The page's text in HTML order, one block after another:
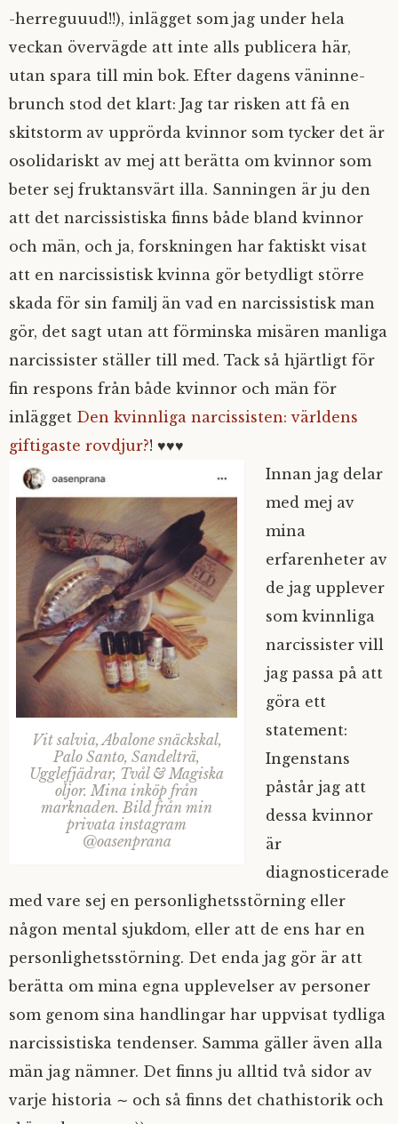
-herreguuud!!), inlägget som jag under hela
veckan övervägde att inte alls publicera här,
utan spara till min bok. Efter dagens väninne-
brunch stod det klart: Jag tar risken att få en
skitstorm av upprörda kvinnor som tycker det är
osolidariskt av mej att berätta om kvinnor som
beter sej fruktansvärt illa. Sanningen är ju den
att det narcissistiska finns både bland kvinnor
och män, och ja, forskningen har faktiskt visat
att en narcissistisk kvinna gör betydligt större
skada för sin familj än vad en narcissistisk man
gör, det sagt utan att förminska misären manliga
narcissister ställer till med. Tack så hjärtligt för
fin respons från både kvinnor och män för
inlägget Den kvinnliga narcissisten: världens
giftigaste rovdjur?! ♥♥♥
Vit salvia, Abalone snäckskal,
Palo Santo, Sandelträ,
Ugglefjädrar, Tvål & Magiska
oljor. Mina inköp från
marknaden. Bild från min
privata instagram
@oasenprana
Innan jag delar
med mej av
mina
erfarenheter av
de jag upplever
som kvinnliga
narcissister vill
jag passa på att
göra ett
statement:
Ingenstans
påstår jag att
dessa kvinnor
är
diagnosticerade
med vare sej en personlighetsstörning eller
någon mental sjukdom, eller att de ens har en
personlighetsstörning. Det enda jag gör är att
berätta om mina egna upplevelser av personer
som genom sina handlingar har uppvisat tydliga
narcissistiska tendenser. Samma gäller även alla
män jag nämner. Det finns ju alltid två sidor av
varje historia ∼ och så finns det chathistorik och